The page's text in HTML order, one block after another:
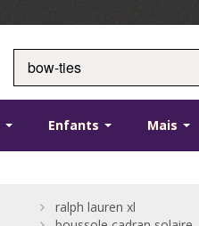
Enfants Mais
ralph lauren xl